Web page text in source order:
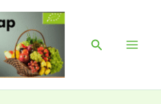
Zoeken